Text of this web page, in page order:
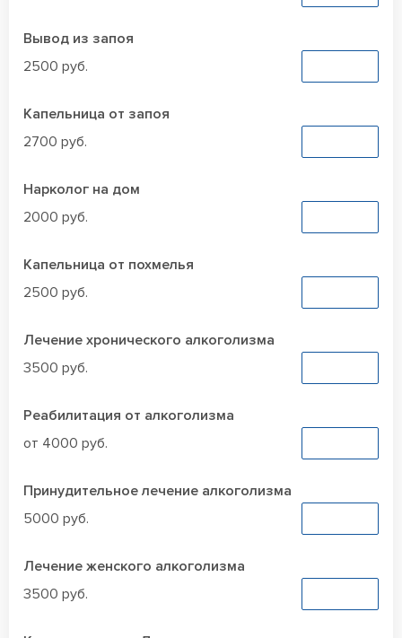
Вывод из запоя
2500 руб.
Капельница от запоя
2700 руб.
Нарколог на дом
2000 руб.
Капельница от похмелья
2500 руб.
Лечение хронического алкоголизма
3500 руб.
Реабилитация от алкоголизма
от 4000 руб.
Принудительное лечение алкоголизма
5000 руб.
Лечение женского алкоголизма
3500 руб.